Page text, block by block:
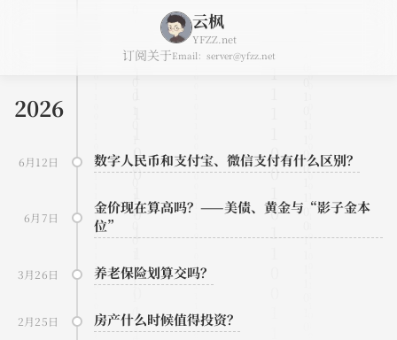
云枫
YFZZ.net
订阅关于Email：server@yfzz.net
2026
6月12日 数字人民币和支付宝、微信支付有什么区别？
6月7日
金价现在算高吗？——美债、黄金与“影子金本
位”
3月26日 养老保险划算交吗？
2月25日 房产什么时候值得投资？